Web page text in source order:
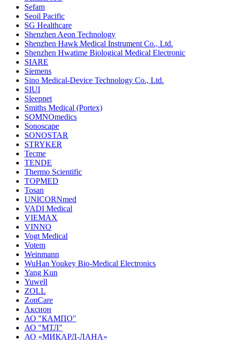
Sefam
Seoil Pacific
SG Healthcare
Shenzhen Aeon Technology
Shenzhen Hawk Medical Instrument Co., Ltd.
Shenzhen Hwatime Biological Medical Electronic
SIARE
Siemens
Sino Medical-Device Technology Co., Ltd.
SIUI
Sleepnet
Smiths Medical (Portex)
SOMNOmedics
Sonoscape
SONOSTAR
STRYKER
Tecme
TENDE
Thermo Scientific
TOPMED
Tosan
UNICORNmed
VADI Medical
VIEMAX
VINNO
Vogt Medical
Votem
Weinmann
WuHan Youkey Bio-Medical Electronics
Yang Kun
Yuwell
ZOLL
ZonCare
Аксион
АО "КАМПО"
АО "МТЛ"
АО «МИКАРД-ЛАНА»